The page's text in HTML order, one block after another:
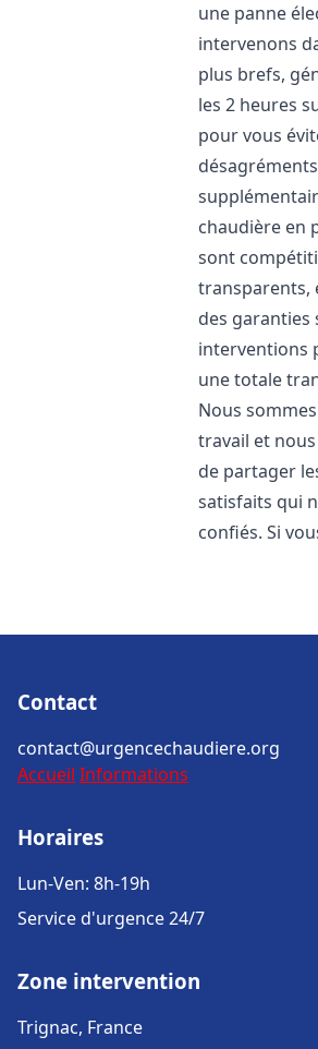
une panne
intervenons
plus brefs,
les 2 heures
pour vous
chaudière en
sont
transparents,
des garanties
interventions
une totale
Nous
travail et
de partager
satisfaits qui
confiés. Si
Contact
contact@urgencechaudiere.org
Accueil Informations
Horaires
Lun-Ven: 8h-19h
Service d'urgence 24/7
Zone intervention
Trignac, France